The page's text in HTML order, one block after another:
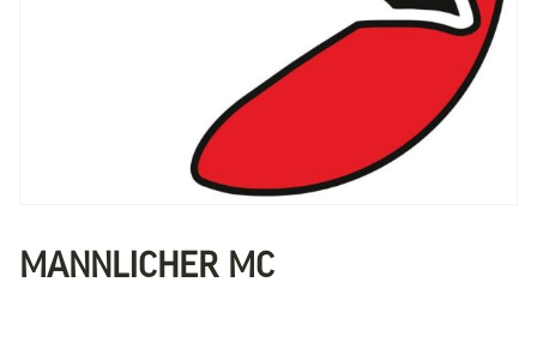
MANNLICHER MC